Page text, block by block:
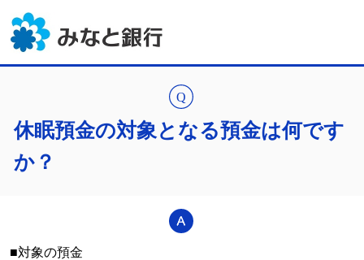
休眠預金の対象となる預金は何です
か？
■対象の預金